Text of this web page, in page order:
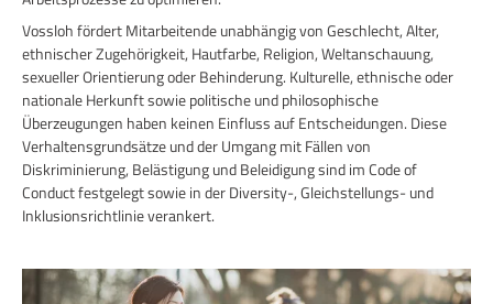
Vossloh fördert Mitarbeitende unabhängig von Geschlecht, Alter,
ethnischer Zugehörigkeit, Hautfarbe, Religion, Weltanschauung,
sexueller Orientierung oder Behinderung. Kulturelle, ethnische oder
nationale Herkunft sowie politische und philosophische
Überzeugungen haben keinen Einfluss auf Entscheidungen. Diese
Verhaltensgrundsätze und der Umgang mit Fällen von
Diskriminierung, Belästigung und Beleidigung sind im Code of
Conduct festgelegt sowie in der Diversity-, Gleichstellungs- und
Inklusionsrichtlinie verankert.